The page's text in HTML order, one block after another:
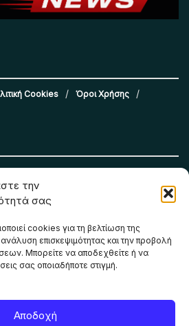
την
σας
cookies για τη βελτίωση της
επισκεψιμότητας και την προβολή
Μπορείτε να αποδεχθείτε ή να
σας οποιαδήποτε στιγμή.
Αποδοχή
Cookies
Όροι Χρήσης
cookies για τη σωστή